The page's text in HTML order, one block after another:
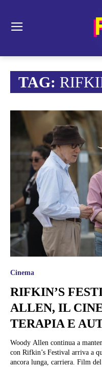
TAG:
Cinema
RIFKIN’S
ALLEN, IL
TERAPIA E
Woody Allen continua a
con Rifkin’s Festival arriva a
ancora lunga, carriera. Film